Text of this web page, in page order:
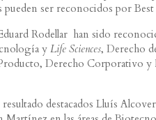
pueden ser reconocidos por
Rodellar han sido
y Life Sciences, Derecho
Derecho Corporativo y
destacados Lluís